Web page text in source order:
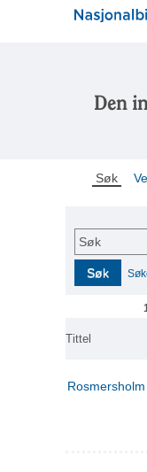
Den
Søk
Søk
Søk
Tittel
Rosmersholm